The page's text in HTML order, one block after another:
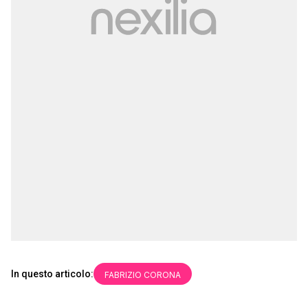
In questo articolo: FABRIZIO CORONA